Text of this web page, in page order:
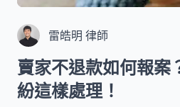
雷皓明 律師
賣家不退款如何報案
紛這樣處理！